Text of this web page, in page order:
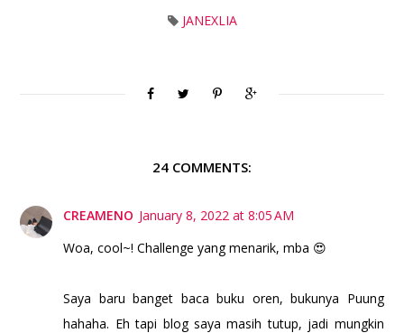
JANEXLIA
24 COMMENTS:
CREAMENO January 8, 2022 at 8:05 AM
Woa, cool~! Challenge yang menarik, mba 😍
Saya baru banget baca buku oren, bukunya Puung
hahaha. Eh tapi blog saya masih tutup, jadi mungkin